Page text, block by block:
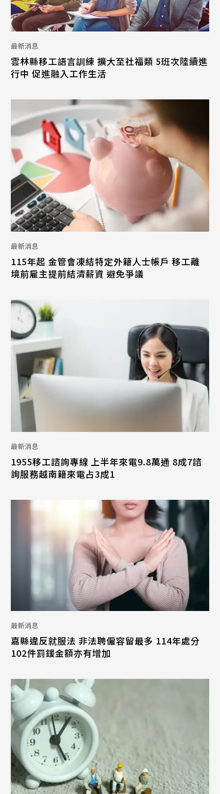
最新消息
雲林縣移工語言訓練 擴大至社福類 5班次陸續進
行中 促進融入工作生活
最新消息
115年起 金管會凍結特定外籍人士帳戶 移工離
境前雇主提前結清薪資 避免爭議
最新消息
1955移工諮詢專線 上半年來電9.8萬通 8成7諮
詢服務越南籍來電占3成1
最新消息
嘉縣違反就服法 非法聘僱容留最多 114年處分
102件罰鍰金額亦有增加